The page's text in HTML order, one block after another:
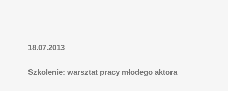
18.07.2013
Szkolenie: warsztat pracy młodego aktora